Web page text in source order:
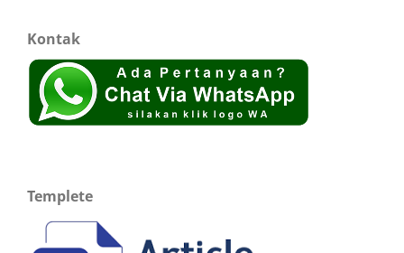
Kontak
Templete